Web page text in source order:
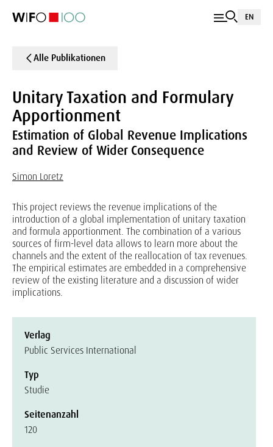
EN
Alle Publikationen
Unitary Taxation and Formulary
Apportionment
Estimation of Global Revenue Implications
and Review of Wider Consequence
Simon Loretz
This project reviews the revenue implications of the
introduction of a global implementation of unitary taxation
and formula apportionment. The combination of a various
sources of firm-level data allows to learn more about the
channels and the extent of the reallocation of tax revenues.
The empirical estimates are embedded in a comprehensive
review of the existing literature and a discussion of wider
implications.
Verlag
Public Services International
Typ
Studie
Seitenanzahl
120